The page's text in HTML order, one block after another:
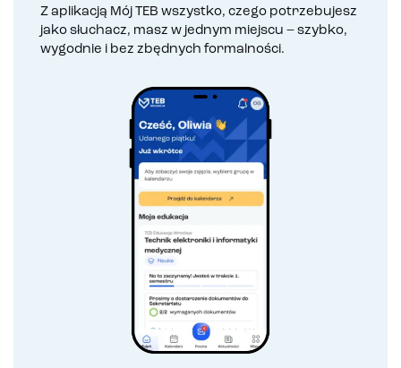
Z aplikacją Mój TEB wszystko, czego potrzebujesz
jako słuchacz, masz w jednym miejscu – szybko,
wygodnie i bez zbędnych formalności.